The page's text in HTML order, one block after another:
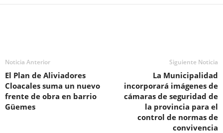
Noticia Anterior
El Plan de Aliviadores
Cloacales suma un nuevo
frente de obra en barrio
Güemes
Siguiente Noticia
La Municipalidad
incorporará imágenes de
cámaras de seguridad de
la provincia para el
control de normas de
convivencia